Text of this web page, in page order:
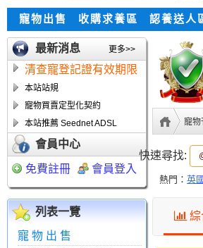
寵物出售 收購求養區 認養送人
最新消息 更多>>
清查寵登記證有效期限
本站站規
寵物買賣定型化契約
本站推薦 Seednet ADSL
會員中心
免費註冊 會員登入
列表一覽
寵物出售
寵物
快速尋找:
熱門： 英
綜